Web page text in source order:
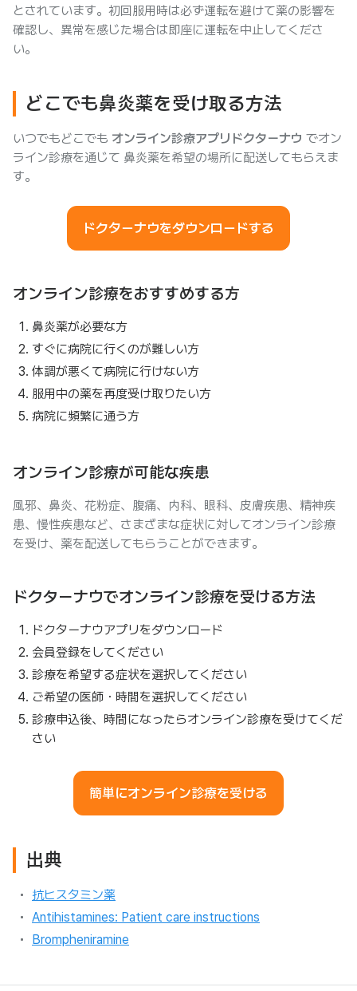
とされています。初回服用時は必ず運転を避けて薬の影響を
確認し、異常を感じた場合は即座に運転を中止してくださ
い。
どこでも鼻炎薬を受け取る方法
いつでもどこでも オンライン診療アプリドクターナウ でオン
ライン診療を通じて 鼻炎薬を希望の場所に配送してもらえま
す。
ドクターナウをダウンロードする
オンライン診療をおすすめする方
鼻炎薬が必要な方
すぐに病院に行くのが難しい方
体調が悪くて病院に行けない方
服用中の薬を再度受け取りたい方
病院に頻繁に通う方
オンライン診療が可能な疾患
風邪、鼻炎、花粉症、腹痛、内科、眼科、皮膚疾患、精神疾
患、慢性疾患など、さまざまな症状に対してオンライン診療
を受け、薬を配送してもらうことができます。
ドクターナウでオンライン診療を受ける方法
ドクターナウアプリをダウンロード
会員登録をしてください
診療を希望する症状を選択してください
ご希望の医師・時間を選択してください
診療申込後、時間になったらオンライン診療を受けてくだ
さい
簡単にオンライン診療を受ける
出典
抗ヒスタミン薬
Antihistamines: Patient care instructions
Brompheniramine